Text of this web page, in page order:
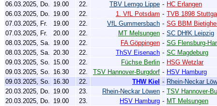
06.03.2025, Do. 19.00 22. TBV Lemgo Lippe - HC Erlangen
06.03.2025, Do. 19.00 22. 1. VfL Potsdam - TVB 1898
07.03.2025, Fr.
19.00 22. VfL Gummersbach - SG BBM
07.03.2025, Fr.
20.00 22. MT Melsungen - SC DHfK Leipzig
08.03.2025, Sa. 19.00 22. FA Göppingen - SG Flensburg-
08.03.2025, Sa. 20.30 22. ThSV Eisenach - SC Magdeburg
09.03.2025, So. 15.00 22. Füchse Berlin - HSG Wetzlar
09.03.2025, So. 16.30 22. TSV Hannover-Burgdorf - HSV Hamburg
09.03.2025, So. 16.30 22. THW Kiel - Rhein-Neckar
20.03.2025, Do. 19.00 23. Rhein-Neckar Löwen - TSV Hannover-
20.03.2025, Do. 19.00 23. HSV Hamburg - MT Melsungen